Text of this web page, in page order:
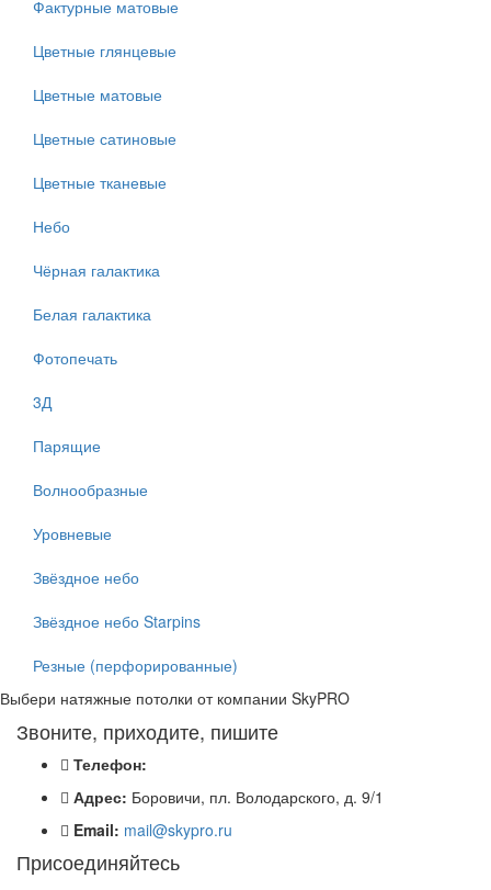
Фактурные матовые
Цветные глянцевые
Цветные матовые
Цветные сатиновые
Цветные тканевые
Небо
Чёрная галактика
Белая галактика
Фотопечать
3Д
Парящие
Волнообразные
Уровневые
Звёздное небо
Звёздное небо Starpins
Резные (перфорированные)
Выбери натяжные потолки от компании SkyPRO
Звоните, приходите, пишите
Телефон:
Адрес: Боровичи, пл. Володарского, д. 9/1
Email: mail@skypro.ru
Присоединяйтесь